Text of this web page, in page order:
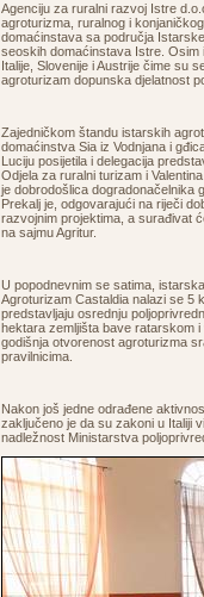
Agenciju za ruralni razvoj Istre
agroturizma, ruralnog i
domaćinstava sa područja
seoskih domaćinstava Istre. Osim
Italije, Slovenije i Austrije čime su
agroturizam dopunska djelatnost
Zajedničkom štandu istarskih
domaćinstva Sia iz Vodnjana i
Luciju posijetila i delegacija
Odjela za ruralni turizam i
je dobrodošlica dogradonačelnika
Prekalj je, odgovarajući na riječi
razvojnim projektima, a surađivat
na sajmu Agritur.
U popodnevnim se satima,
Agroturizam Castaldia nalazi se 5
predstavljaju osrednju
hektara zemljišta bave ratarskom
godišnja otvorenost agroturizma
pravilnicima.
Nakon još jedne odrađene
zaključeno je da su zakoni u Italiji
nadležnost Ministarstva